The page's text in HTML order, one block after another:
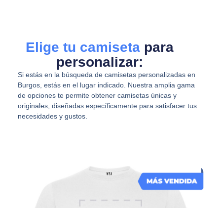
Elige tu camiseta para
personalizar:
Si estás en la búsqueda de camisetas personalizadas en
Burgos, estás en el lugar indicado. Nuestra amplia gama
de opciones te permite obtener camisetas únicas y
originales, diseñadas específicamente para satisfacer tus
necesidades y gustos.